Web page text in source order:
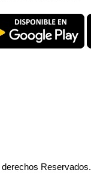
Reservados.